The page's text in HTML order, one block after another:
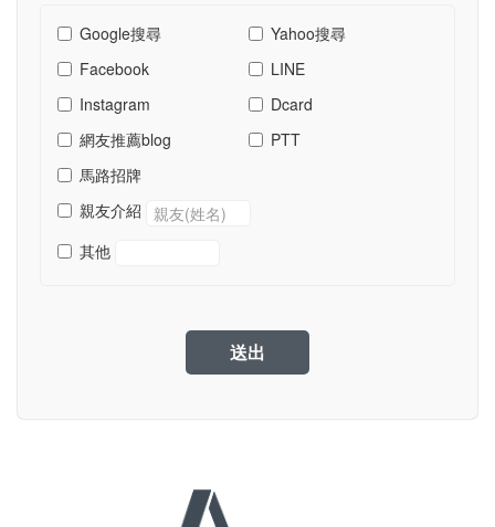
Google搜尋
Yahoo搜尋
Facebook
LINE
Instagram
Dcard
網友推薦blog
PTT
馬路招牌
親友介紹
其他